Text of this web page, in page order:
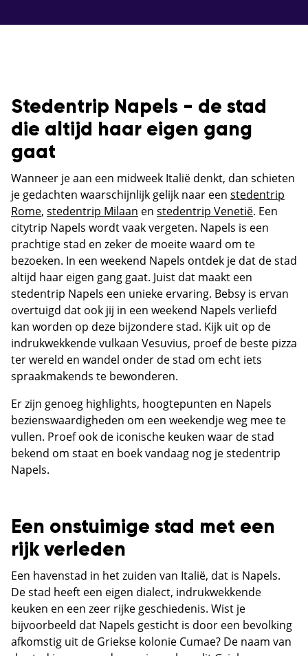
Stedentrip Napels - de stad
die altijd haar eigen gang
gaat
Wanneer je aan een midweek Italië denkt, dan schieten
je gedachten waarschijnlijk gelijk naar een stedentrip
Rome, stedentrip Milaan en stedentrip Venetië. Een
citytrip Napels wordt vaak vergeten. Napels is een
prachtige stad en zeker de moeite waard om te
bezoeken. In een weekend Napels ontdek je dat de stad
altijd haar eigen gang gaat. Juist dat maakt een
stedentrip Napels een unieke ervaring. Bebsy is ervan
overtuigd dat ook jij in een weekend Napels verliefd
kan worden op deze bijzondere stad. Kijk uit op de
indrukwekkende vulkaan Vesuvius, proef de beste pizza
ter wereld en wandel onder de stad om echt iets
spraakmakends te bewonderen.
Er zijn genoeg highlights, hoogtepunten en Napels
bezienswaardigheden om een weekendje weg mee te
vullen. Proef ook de iconische keuken waar de stad
bekend om staat en boek vandaag nog je stedentrip
Napels.
Een onstuimige stad met een
rijk verleden
Een havenstad in het zuiden van Italië, dat is Napels.
De stad heeft een eigen dialect, indrukwekkende
keuken en een zeer rijke geschiedenis. Wist je
bijvoorbeeld dat Napels gesticht is door een bevolking
afkomstig uit de Griekse kolonie Cumae? De naam van